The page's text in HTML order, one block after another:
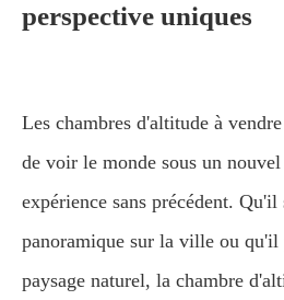
perspective uniques
Les chambres d'altitude à
de voir le monde sous un
expérience sans précédent.
panoramique sur la ville ou
paysage naturel, la chambre